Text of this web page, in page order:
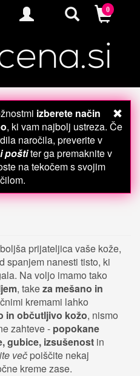
0
izberete način
, ki vam najbolj ustreza. Če
naročila, preverite v
poštiter ga premaknite v
na tekočem s svojim
prijateljica vaše kože,
spanjem nanesti tisto, ki
Na voljo imamo tako
, takeza mešano in
kremami lahko
in občutljivo kožo, nismo
zahteve - popokane
gubice, izsušenost in
več poiščite nekaj
kreme zase.